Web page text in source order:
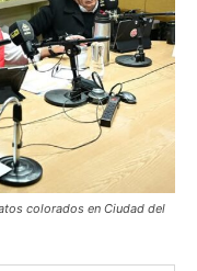
colorados en Ciudad del